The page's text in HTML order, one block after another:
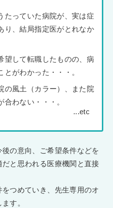
たっていた病院が、実は症
り、結局指定医がとれなか
望して転職したものの、病
がわかった・・・。
の風土（カラー）、また院
わない・・・。
の意向、ご希望条件などを
と思われる医療機関と直接
つめていき、先生専用のオ
す。